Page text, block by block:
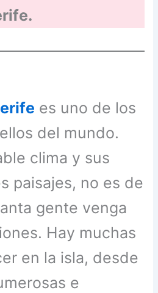
es uno de los
del mundo.
clima y sus
paisajes, no es de
gente venga
Hay muchas
en la isla, desde
e